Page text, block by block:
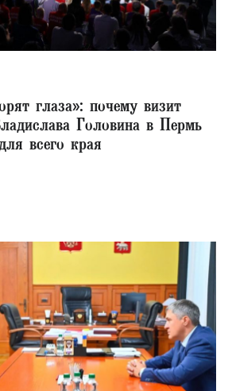
глаза»: почему визит
Головина в Пермь
всего края